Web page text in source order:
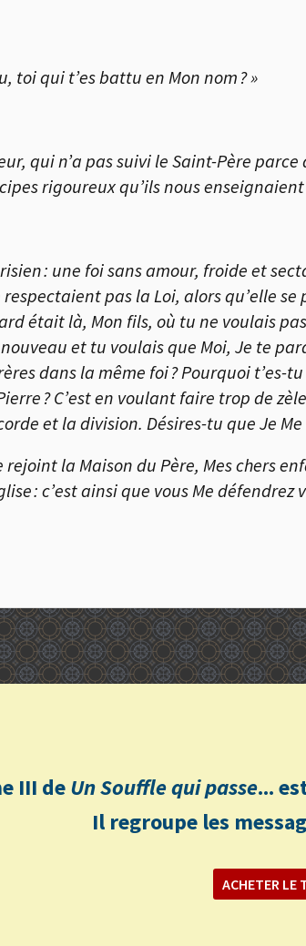
toi qui t’es battu en Mon nom ? »
qui n’a pas suivi le Saint-Père
rigoureux qu’ils nous enseignaient
: une foi sans amour, froide et
pas la Loi, alors qu’elle
était là, Mon fils, où tu ne voulais pas
et tu voulais que Moi, Je te
dans la même foi ? Pourquoi t’es-
? C’est en voulant faire trop de
et la division. Désires-tu que Je
rejoint la Maison du Père, Mes chers
: c’est ainsi que vous Me
III deUn Souffle qui passe...
Il regroupe les
ACHETER LE